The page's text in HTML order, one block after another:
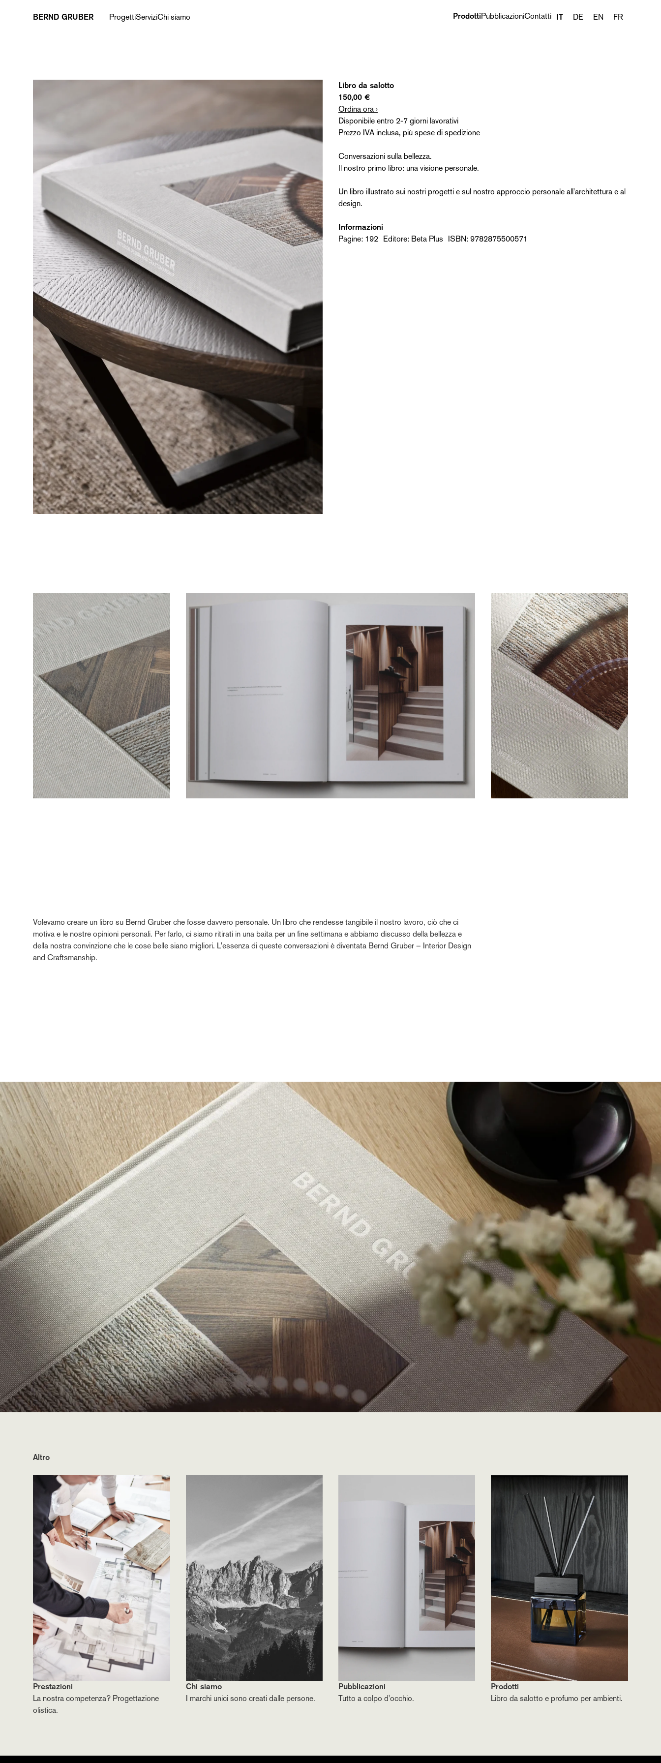
BERND GRUBER ProgettiServiziChi siamo ProdottiPubblicazioniContatti IT DE EN FR
Libro da salotto
150,00 €
Ordina ora ›
Disponibile entro 2-7 giorni lavorativi
Prezzo IVA inclusa, più spese di spedizione
Conversazioni sulla bellezza.
Il nostro primo libro: una visione personale.
Un libro illustrato sui nostri progetti e sul nostro approccio personale all'architettura e al
design.
Informazioni
Pagine: 192 Editore: Beta Plus ISBN: 9782875500571
Volevamo creare un libro su Bernd Gruber che fosse davvero personale. Un libro che rendesse tangibile il nostro lavoro, ciò che ci
motiva e le nostre opinioni personali. Per farlo, ci siamo ritirati in una baita per un fine settimana e abbiamo discusso della bellezza e
della nostra convinzione che le cose belle siano migliori. L'essenza di queste conversazioni è diventata Bernd Gruber – Interior Design
and Craftsmanship.
Altro
Prestazioni
La nostra competenza? Progettazione
olistica.
Chi siamo
I marchi unici sono creati dalle persone.
Pubblicazioni
Tutto a colpo d'occhio.
Prodotti
Libro da salotto e profumo per ambienti.